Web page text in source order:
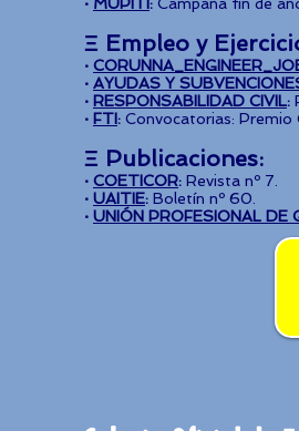
Ξ Empleo y
·
· AYUDAS Y
· RESPONSABILIDAD CIVIL:
· FTI: Convocatorias: Premio
Ξ Publicaciones:
· COETICOR: Revista nº 7.
· UAITIE: Boletín nº 60.
· UNIÓN PROFESIONAL DE